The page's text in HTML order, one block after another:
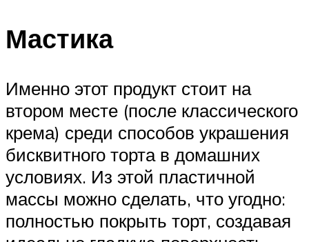
Мастика
Именно этот продукт стоит на
втором месте (после классического
крема) среди способов украшения
бисквитного торта в домашних
условиях. Из этой пластичной
массы можно сделать, что угодно:
полностью покрыть торт, создавая